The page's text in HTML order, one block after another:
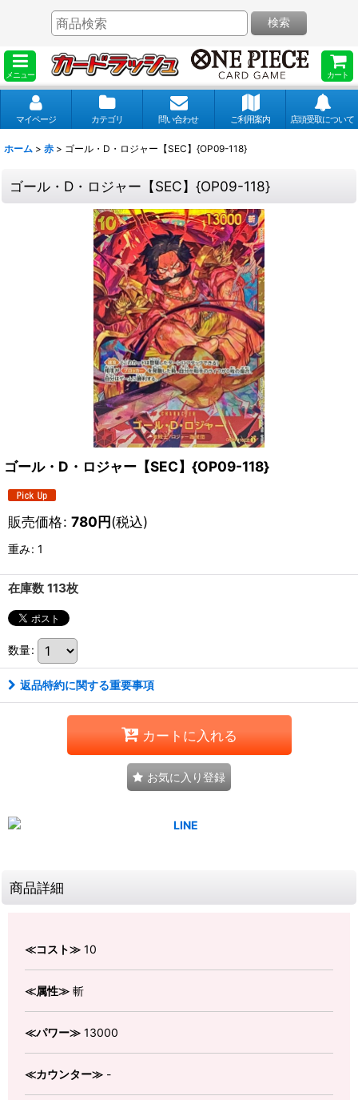
メニュー カート
検索
マイページ カテゴリ 問い合わせ ご利用案内 店頭受取について
ホーム > 赤 > ゴール・D・ロジャー【SEC】{OP09-118}
ゴール・D・ロジャー【SEC】{OP09-118}
ゴール・D・ロジャー【SEC】{OP09-118}
販売価格: 780円(税込)
重み: 1
在庫数 113枚
数量:
返品特約に関する重要事項
カートに入れる
お気に入り登録
商品詳細
≪コスト≫ 10
≪属性≫ 斬
≪パワー≫ 13000
≪カウンター≫ -